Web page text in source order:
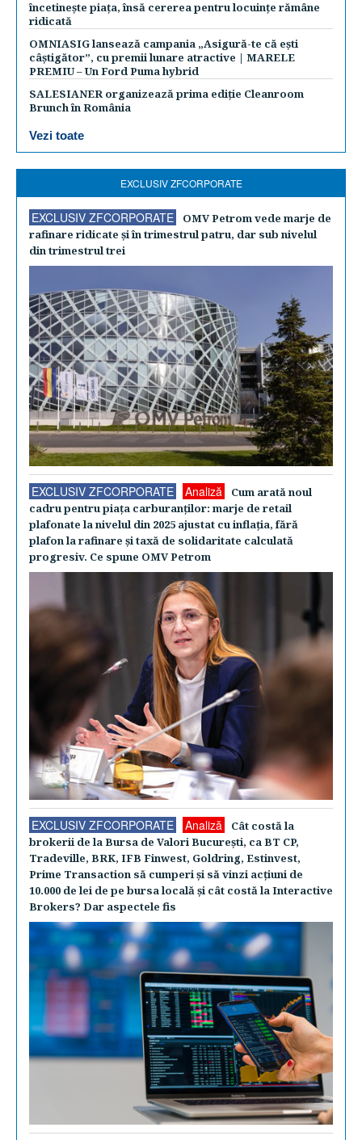
încetinește piața, însă cererea pentru locuințe rămâne
ridicată
OMNIASIG lansează campania „Asigură-te că ești
câștigător”, cu premii lunare atractive | MARELE
PREMIU – Un Ford Puma hybrid
SALESIANER organizează prima ediție Cleanroom
Brunch în România
Vezi toate
EXCLUSIV ZFCORPORATE
EXCLUSIV ZFCORPORATE
OMV Petrom vede marje de
rafinare ridicate şi în trimestrul patru, dar sub nivelul
din trimestrul trei
EXCLUSIV ZFCORPORATE Analiză
Cum arată noul
cadru pentru piaţa carburanţilor: marje de retail
plafonate la nivelul din 2025 ajustat cu inflaţia, fără
plafon la rafinare şi taxă de solidaritate calculată
progresiv. Ce spune OMV Petrom
EXCLUSIV ZFCORPORATE Analiză
Cât costă la
brokerii de la Bursa de Valori Bucureşti, ca BT CP,
Tradeville, BRK, IFB Finwest, Goldring, Estinvest,
Prime Transaction să cumperi şi să vinzi acţiuni de
10.000 de lei de pe bursa locală şi cât costă la Interactive
Brokers? Dar aspectele fis